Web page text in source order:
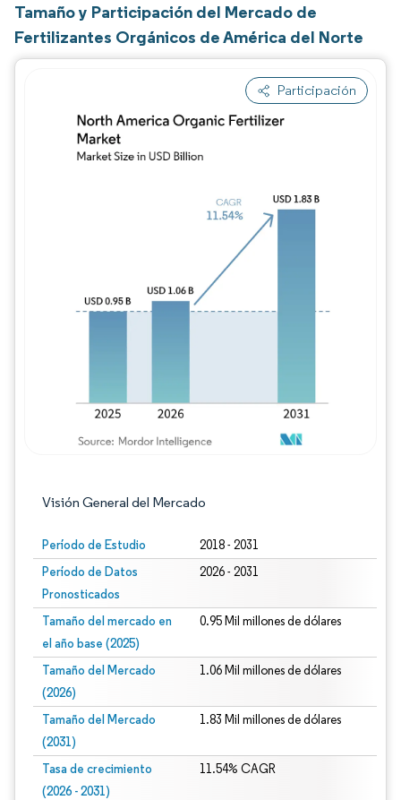
Tamaño y Participación del Mercado de
Fertilizantes Orgánicos de América del Norte
Participación
Visión General del Mercado
Período de Estudio 2018 - 2031
Período de Datos
Pronosticados
2026 - 2031
Tamaño del mercado en
el año base (2025)
0.95 Mil millones de dólares
Tamaño del Mercado
(2026)
1.06 Mil millones de dólares
Tamaño del Mercado
(2031)
1.83 Mil millones de dólares
Tasa de crecimiento
(2026 - 2031)
11.54% CAGR
Imagen © Mordor Intelligence. El uso